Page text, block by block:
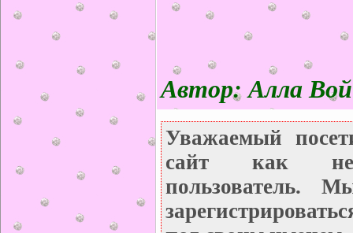
Автор: Алла
Уважаемый
сайт как
пользователь.